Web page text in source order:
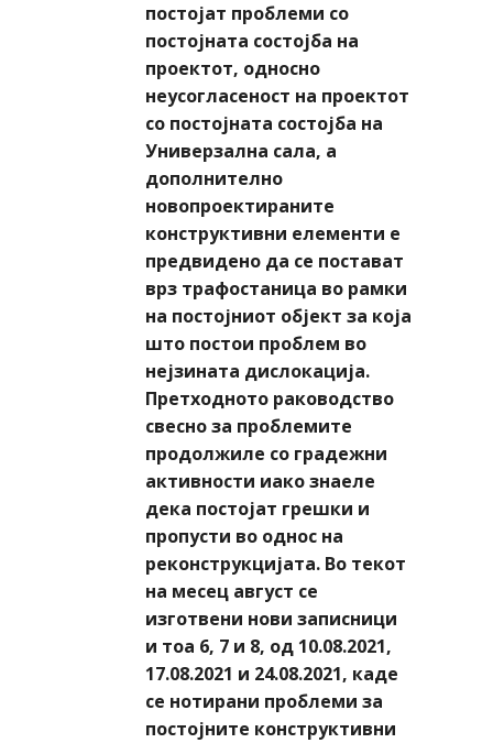
постојат проблеми со
постојната состојба на
проектот, односно
неусогласеност на проектот
со постојната состојба на
Универзална сала, а
дополнително
новопроектираните
конструктивни елементи е
предвидено да се постават
врз трафостаница во рамки
на постојниот објект за која
што постои проблем во
нејзината дислокација.
Претходното раководство
свесно за проблемите
продолжиле со градежни
активности иако знаеле
дека постојат грешки и
пропусти во однос на
реконструкцијата. Во текот
на месец август се
изготвени нови записници
и тоа 6, 7 и 8, од 10.08.2021,
17.08.2021 и 24.08.2021, каде
се нотирани проблеми за
постојните конструктивни